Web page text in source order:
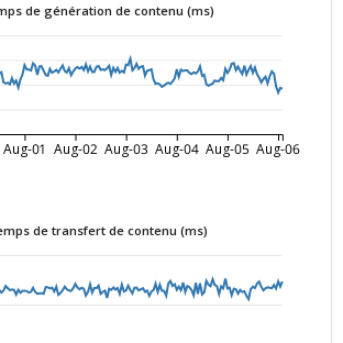
de génération de contenu (ms)
Aug-01 Aug-02 Aug-03 Aug-04 Aug-05 Aug-06
de transfert de contenu (ms)